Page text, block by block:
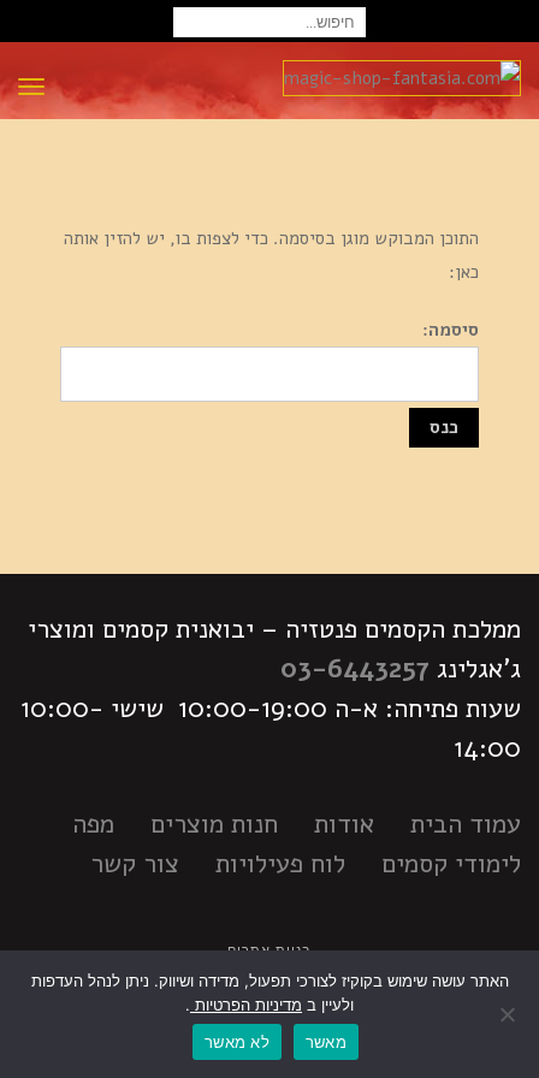
התוכן המבוקש מוגן בסיסמה. כדי לצפות בו, יש להזין אותה
כאן:
סיסמה:
ממלכת הקסמים פנטזיה – יבואנית קסמים ומוצרי
ג'אגלינג 03-6443257
שעות פתיחה: א-ה 10:00-19:00 שישי 10:00-
14:00
עמוד הבית אודות חנות מוצרים
מפה
לימודי קסמים
לוח פעילויות צור קשר
בניית אתרים
האתר עושה שימוש בקוקיז לצורכי תפעול, מדידה ושיווק. ניתן לנהל העדפות
ולעיין ב מדיניות הפרטיות .
מאשר
לא מאשר